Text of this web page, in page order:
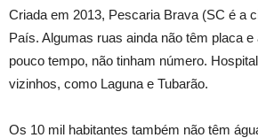
Criada em 2013, Pescaria Brava (SC é a
País. Algumas ruas ainda não têm placa
pouco tempo, não tinham número.
vizinhos, como Laguna e Tubarão.
Os 10 mil habitantes também não têm